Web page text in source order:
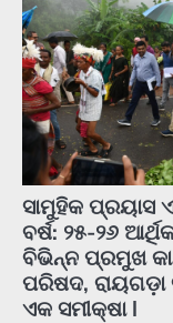
ସାମୁହିକ ପ୍ରୟାସ
ବର୍ଷ: ୨୫-୨୬
ବିଭିନ୍ନ ପ୍ରମୁଖ
ପରିଷଦ, ରାୟଗଡ଼ା
ଏକ ସମୀକ୍ଷା l